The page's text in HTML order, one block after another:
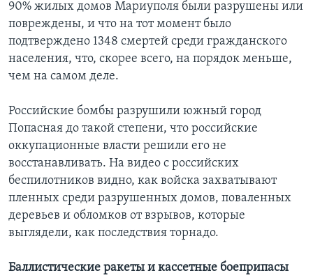
90% жилых домов Мариуполя были разрушены или
повреждены, и что на тот момент было
подтверждено 1348 смертей среди гражданского
населения, что, скорее всего, на порядок меньше,
чем на самом деле.
Российские бомбы разрушили южный город
Попасная до такой степени, что российские
оккупационные власти решили его не
восстанавливать. На видео с российских
беспилотников видно, как войска захватывают
пленных среди разрушенных домов, поваленных
деревьев и обломков от взрывов, которые
выглядели, как последствия торнадо.
Баллистические ракеты и кассетные боеприпасы